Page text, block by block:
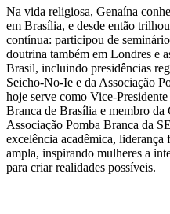
Na vida religiosa, Genaína
em Brasília, e desde então
contínua: participou de
doutrina também em Londres e
Brasil, incluindo presidências
Seicho-No-Ie e da Associação
hoje serve como Vice-
Branca de Brasília e membro
Associação Pomba Branca da
excelência acadêmica,
ampla, inspirando mulheres a
para criar realidades possíveis.